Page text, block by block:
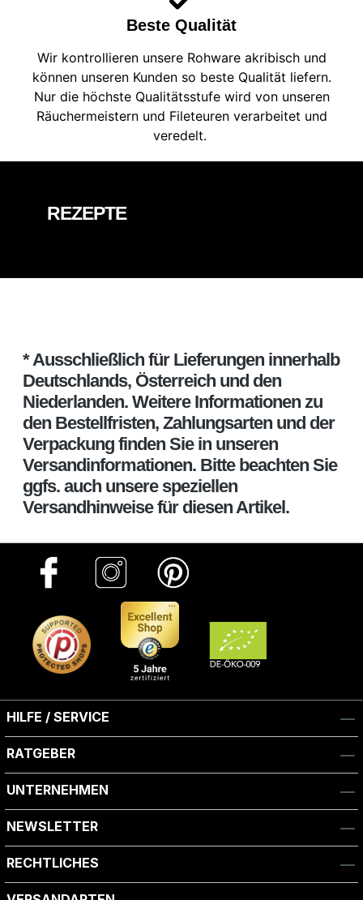
Beste Qualität
Wir kontrollieren unsere Rohware akribisch und
können unseren Kunden so beste Qualität liefern.
Nur die höchste Qualitätsstufe wird von unseren
Räuchermeistern und Fileteuren verarbeitet und
veredelt.
REZEPTE
* Ausschließlich für Lieferungen innerhalb
Deutschlands, Österreich und den
Niederlanden. Weitere Informationen zu
den Bestellfristen, Zahlungsarten und der
Verpackung finden Sie in unseren
Versandinformationen. Bitte beachten Sie
ggfs. auch unsere speziellen
Versandhinweise für diesen Artikel.
HILFE / SERVICE
RATGEBER
UNTERNEHMEN
NEWSLETTER
RECHTLICHES